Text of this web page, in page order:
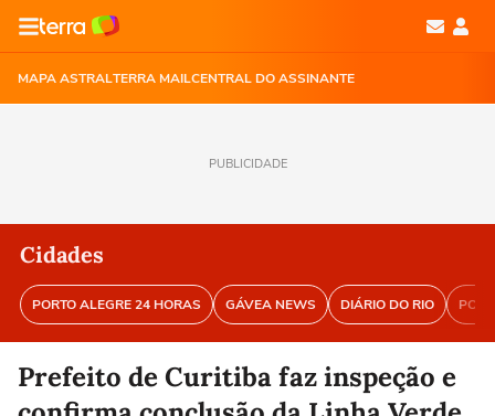
MAPA ASTRALTERRA MAILCENTRAL DO ASSINANTE
PUBLICIDADE
Cidades
PORTO ALEGRE 24 HORAS GÁVEA NEWS DIÁRIO DO RIO
Prefeito de Curitiba faz inspeção e